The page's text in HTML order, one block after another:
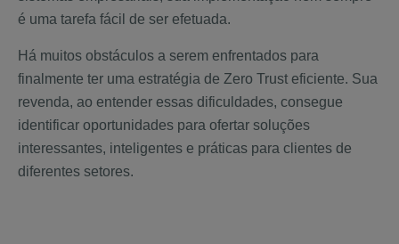
é uma tarefa fácil de ser efetuada.
Há muitos obstáculos a serem enfrentados para
finalmente ter uma estratégia de Zero Trust eficiente. Sua
revenda, ao entender essas dificuldades, consegue
identificar oportunidades para ofertar soluções
interessantes, inteligentes e práticas para clientes de
diferentes setores.